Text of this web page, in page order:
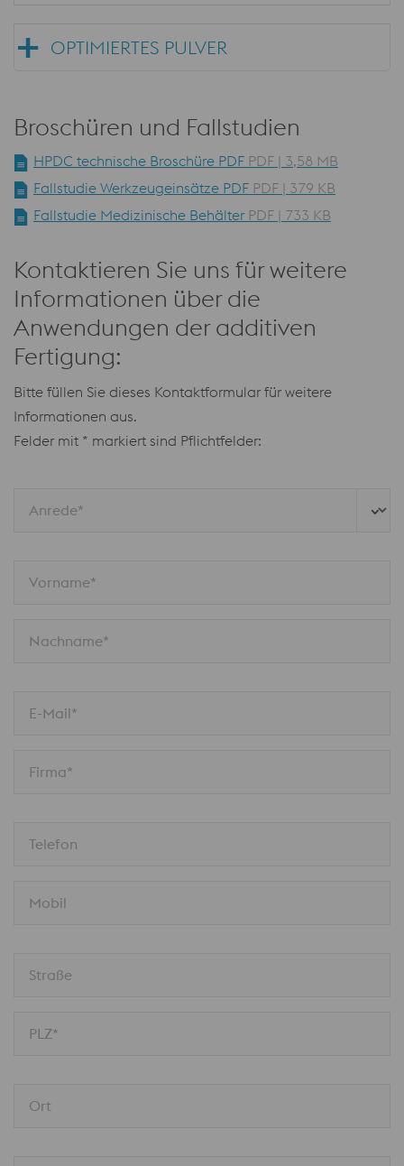
OPTIMIERTES PULVER
Broschüren und Fallstudien
HPDC technische Broschüre PDF PDF | 3,58 MB
Fallstudie Werkzeugeinsätze PDF PDF | 379 KB
Fallstudie Medizinische Behälter PDF | 733 KB
Kontaktieren Sie uns für weitere
Informationen über die
Anwendungen der additiven
Fertigung:
Bitte füllen Sie dieses Kontaktformular für weitere
Informationen aus.
Felder mit * markiert sind Pflichtfelder:
Anrede*
Vorname*
Nachname*
E-Mail*
Firma*
Telefon
Mobil
Straße
PLZ*
Ort